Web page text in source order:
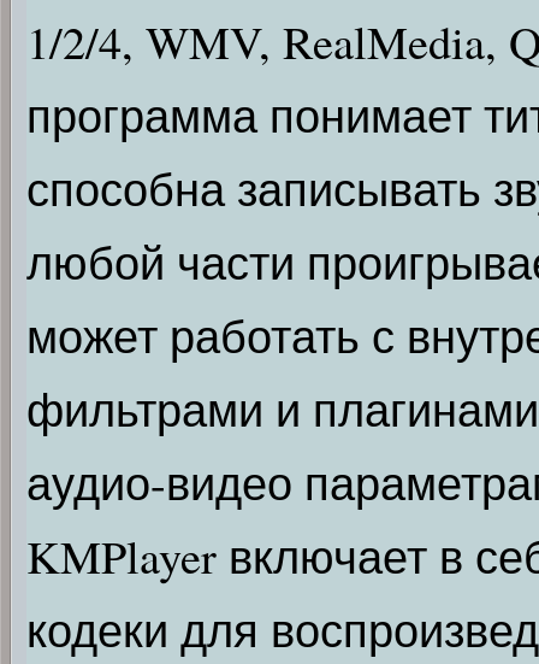
1/2/4, WMV, RealMedia,
программа понимает
способна записывать
любой части
может работать с
фильтрами и
аудио-видео
KMPlayer включает в
кодеки для